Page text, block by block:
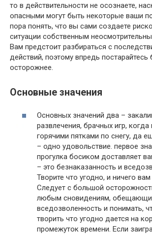
то в действительности не осознаете,
опасными могут быть некоторые ваши
пора понять, что вы сами создаете
ситуации собственным
Вам предстоит разбираться с
действий, поэтому впредь постарайтесь
осторожнее.
Основные значения
Основных значений два –
развлечения, брачных игр, когда
горячими пятками по снегу, да
– одно удовольствие. первое
прогулка босиком доставляет
– это безнаказанность и
Творите что угодно, и ничего
Следует с большой
любым сновидениям,
вседозволенность и понимать,
творить что угодно дается на
промежуток времени. Если